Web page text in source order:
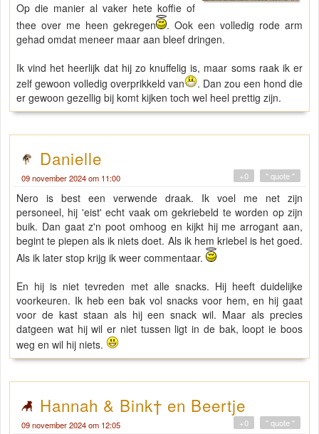
Op die manier al vaker hete koffie of
thee over me heen gekregen
. Ook een volledig rode arm
gehad omdat meneer maar aan bleef dringen.
Ik vind het heerlijk dat hij zo knuffelig is, maar soms raak ik er
zelf gewoon volledig overprikkeld van
. Dan zou een hond die
er gewoon gezellig bij komt kijken toch wel heel prettig zijn.
Danielle
09 november 2024 om 11:00 " quote "
+0
Nero is best een verwende draak. Ik voel me net zijn
personeel, hij 'eist' echt vaak om gekriebeld te worden op zijn
buik. Dan gaat z'n poot omhoog en kijkt hij me arrogant aan,
begint te piepen als ik niets doet. Als ik hem kriebel is het goed.
Als ik later stop krijg ik weer commentaar.
En hij is niet tevreden met alle snacks. Hij heeft duidelijke
voorkeuren. Ik heb een bak vol snacks voor hem, en hij gaat
voor de kast staan als hij een snack wil. Maar als precies
datgeen wat hij wil er niet tussen ligt in de bak, loopt ie boos
weg en wil hij niets.
Hannah & Bink† en Beertje
09 november 2024 om 12:05 " quote "
+0